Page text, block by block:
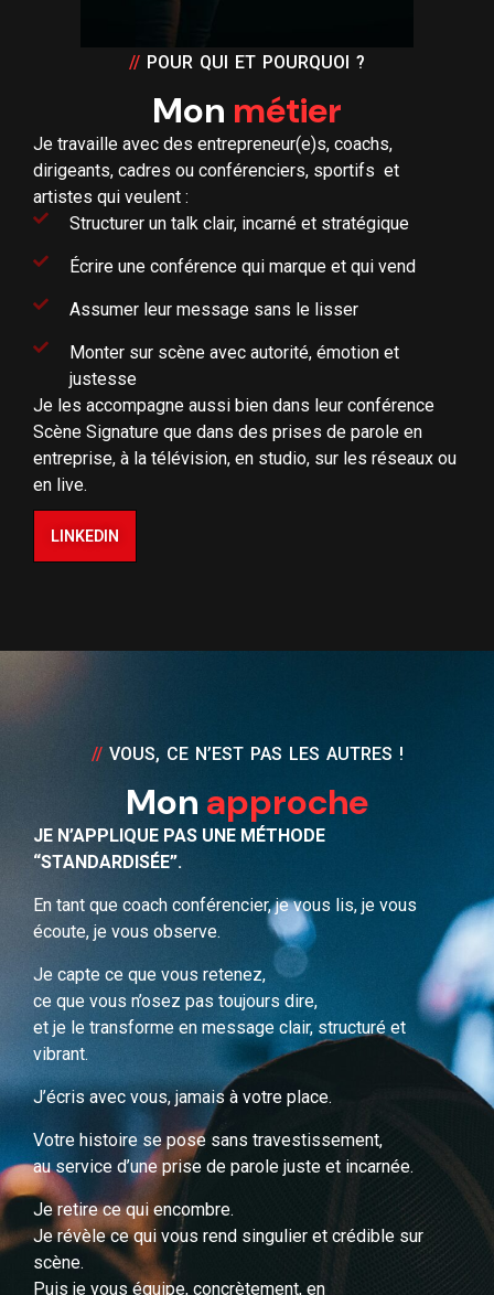
Mon
Je travaille avec des entrepreneur(e)s, coachs,
artistes qui veulent :
Structurer un talk clair, incarné et stratégique
Écrire une conférence qui marque et qui vend
Assumer leur message sans le lisser
Monter sur scène avec autorité, émotion et
Je les accompagne aussi bien dans leur conférence
Scène Signature que dans des prises de parole en
entreprise, à la télévision, en studio, sur les réseaux ou
en live.
LINKEDIN
JE N’APPLIQUE PAS UNE MÉTHODE
En tant que coach conférencier, je vous lis, je vous
écoute, je vous observe.
ce que vous n’osez pas toujours dire,
et je le transforme en message clair, structuré et
vibrant.
J’écris avec vous, jamais à votre place.
Votre histoire se pose sans travestissement,
au service d’une prise de parole juste et incarnée.
Je retire ce qui encombre.
Je révèle ce qui vous rend singulier et crédible sur
scène.
Puis je vous équipe, concrètement, en
accompagnement one to one :
Structure de conférence, voix, présence, postures
scéniques, vente.